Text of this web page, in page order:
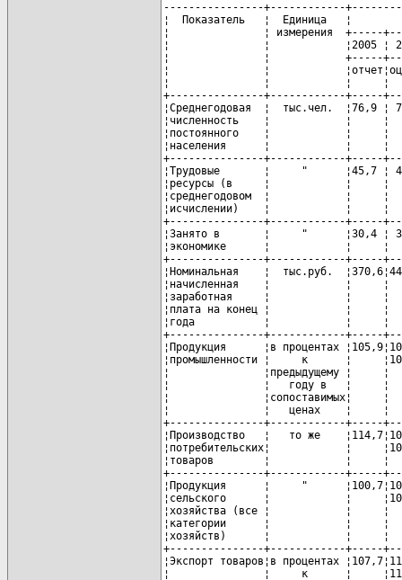
----------------+------------
¦  Показатель   ¦  Единица   ¦
¦               ¦ измерения  +-----
¦               ¦            ¦2005 ¦ 2006
¦               ¦            +-----
¦               ¦
¦               ¦            ¦     ¦
+---------------+------------+-----
¦Среднегодовая  ¦  тыс.чел.
¦численность    ¦            ¦
¦постоянного    ¦            ¦
¦населения      ¦            ¦
+---------------+------------+-----
¦Трудовые       ¦     "      ¦45,7 ¦
¦ресурсы (в     ¦            ¦
¦среднегодовом  ¦            ¦
¦исчислении)    ¦            ¦
+---------------+------------+-----
¦Занято в       ¦     "      ¦30,4 ¦
¦экономике      ¦            ¦
+---------------+------------+-----
¦Номинальная    ¦  тыс.руб.
¦начисленная    ¦            ¦
¦заработная     ¦            ¦
¦плата на конец ¦            ¦
¦года           ¦            ¦
+---------------+------------+-----
¦Продукция      ¦в процентах
¦промышленности ¦     к      ¦
¦               ¦предыдущему ¦
¦               ¦   году в   ¦
¦               ¦сопоставимых¦
¦               ¦   ценах    ¦
+---------------+------------+-----
¦Производство   ¦   то же
¦потребительских¦            ¦
¦товаров        ¦            ¦
+---------------+------------+-----
¦Продукция      ¦     "
¦сельского      ¦            ¦
¦хозяйства (все ¦            ¦
¦категории      ¦            ¦
¦хозяйств)      ¦            ¦
+---------------+------------+-----
¦Экспорт товаров¦в процентах
¦               ¦     к      ¦     ¦111,5